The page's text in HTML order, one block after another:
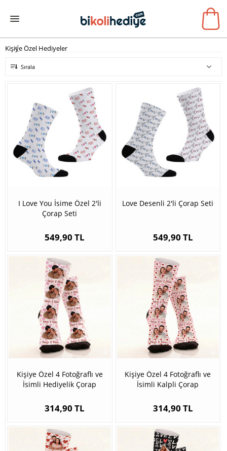
Kişiye Özel Hediyeler
Sırala
I Love You İsime Özel 2'li
Çorap Seti
549,90 TL
Love Desenli 2'li Çorap Seti
549,90 TL
Kişiye Özel 4 Fotoğraflı ve
İsimli Hediyelik Çorap
314,90 TL
Kişiye Özel 4 Fotoğraflı ve
İsimli Kalpli Çorap
314,90 TL